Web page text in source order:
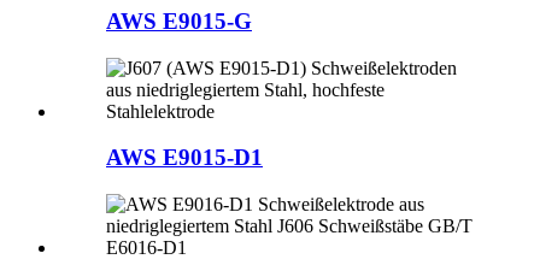
AWS E9015-G
AWS E9015-D1